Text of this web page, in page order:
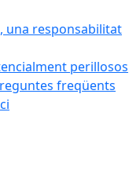
una responsabilitat
perillosos
freqüents